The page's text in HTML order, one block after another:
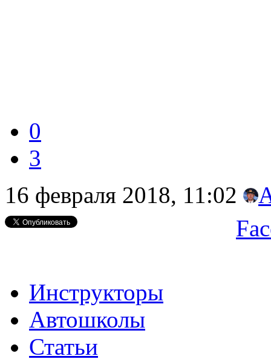
0
3
16 февраля 2018, 11:02
Инструкторы
Автошколы
Статьи